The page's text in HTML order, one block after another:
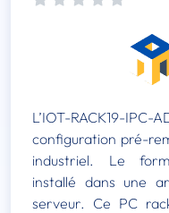
L’IOT-RACK19-
configuration pré-
industriel. Le
installé dans une
serveur. Ce PC